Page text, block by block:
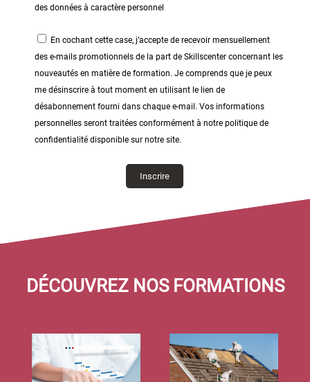
des données à caractère personnel
En cochant cette case, j’accepte de recevoir mensuellement
des e-mails promotionnels de la part de Skillscenter concernant les
nouveautés en matière de formation. Je comprends que je peux
me désinscrire à tout moment en utilisant le lien de
désabonnement fourni dans chaque e-mail. Vos informations
personnelles seront traitées conformément à notre politique de
confidentialité disponible sur notre site.
DÉCOUVREZ NOS FORMATIONS